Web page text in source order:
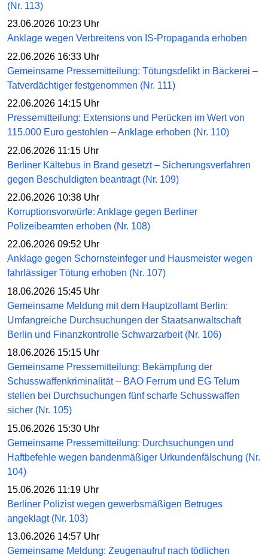
(Nr. 113)
23.06.2026 10:23 Uhr
Anklage wegen Verbreitens von IS-Propaganda erhoben
22.06.2026 16:33 Uhr
Gemeinsame Pressemitteilung: Tötungsdelikt in Bäckerei –
Tatverdächtiger festgenommen (Nr. 111)
22.06.2026 14:15 Uhr
Pressemitteilung: Extensions und Perücken im Wert von
115.000 Euro gestohlen – Anklage erhoben (Nr. 110)
22.06.2026 11:15 Uhr
Berliner Kältebus in Brand gesetzt – Sicherungsverfahren
gegen Beschuldigten beantragt (Nr. 109)
22.06.2026 10:38 Uhr
Korruptionsvorwürfe: Anklage gegen Berliner
Polizeibeamten erhoben (Nr. 108)
22.06.2026 09:52 Uhr
Anklage gegen Schornsteinfeger und Hausmeister wegen
fahrlässiger Tötung erhoben (Nr. 107)
18.06.2026 15:45 Uhr
Gemeinsame Meldung mit dem Hauptzollamt Berlin:
Umfangreiche Durchsuchungen der Staatsanwaltschaft
Berlin und Finanzkontrolle Schwarzarbeit (Nr. 106)
18.06.2026 15:15 Uhr
Gemeinsame Pressemitteilung: Bekämpfung der
Schusswaffenkriminalität – BAO Ferrum und EG Telum
stellen bei Durchsuchungen fünf scharfe Schusswaffen
sicher (Nr. 105)
15.06.2026 15:30 Uhr
Gemeinsame Pressemitteilung: Durchsuchungen und
Haftbefehle wegen bandenmäßiger Urkundenfälschung (Nr.
104)
15.06.2026 11:19 Uhr
Berliner Polizist wegen gewerbsmäßigen Betruges
angeklagt (Nr. 103)
13.06.2026 14:57 Uhr
Gemeinsame Meldung: Zeugenaufruf nach tödlichen